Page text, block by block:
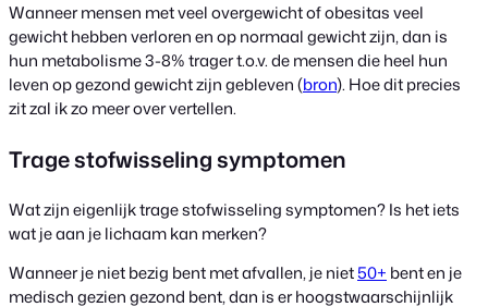
Wanneer mensen met veel overgewicht of obesitas veel
gewicht hebben verloren en op normaal gewicht zijn, dan is
hun metabolisme 3-8% trager t.o.v. de mensen die heel hun
leven op gezond gewicht zijn gebleven (bron). Hoe dit precies
zit zal ik zo meer over vertellen.
Trage stofwisseling symptomen
Wat zijn eigenlijk trage stofwisseling symptomen? Is het iets
wat je aan je lichaam kan merken?
Wanneer je niet bezig bent met afvallen, je niet50+ bent en je
medisch gezien gezond bent, dan is er hoogstwaarschijnlijk